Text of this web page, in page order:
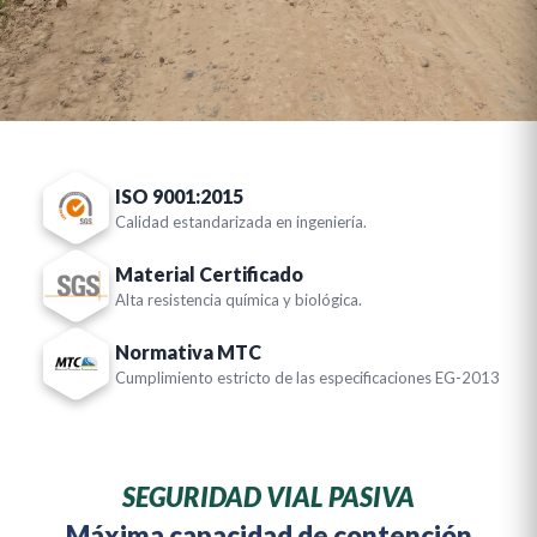
ISO 9001:2015
Calidad estandarizada en ingeniería.
Material Certificado
Alta resistencia química y biológica.
Normativa MTC
Cumplimiento estricto de las especificaciones EG-2013
SEGURIDAD VIAL PASIVA